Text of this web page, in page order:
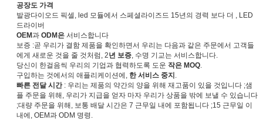
공장도 가격
발광다이오드 픽셀, led 모듈에서 스페셜라이즈드 15년의 경력 보다 더 , LED
드라이버
OEM과 ODM은 서비스합니다
보증 :곧 우리가 결함 제품을 확인하면서 우리는 다음과 같은 주문에서 고객들
에게 새로운 것을 줄 것처럼, 2년 보증, 수명 기교는 서비스합니다.
당신이 한걸음씩 우리의 기업과 협력하도록 도운 작은 MOQ.
구입하는 것에서의 애플리케이션에, 한 서비스 중지.
빠른 전달 시간: 우리는 제품의 약간의 양을 위해 재고품이 있을 것입니다 ;샘
플 주문을 위해, 우리가 지급을 얻자 마자 우리가 상품을 밖에 보낼 수 있습니다
;대량 주문을 위해, 보통 배달 시간은 7 근무일 내에 포함됩니다 ;15 근무일 이
내에, OEM과 ODM 명령.